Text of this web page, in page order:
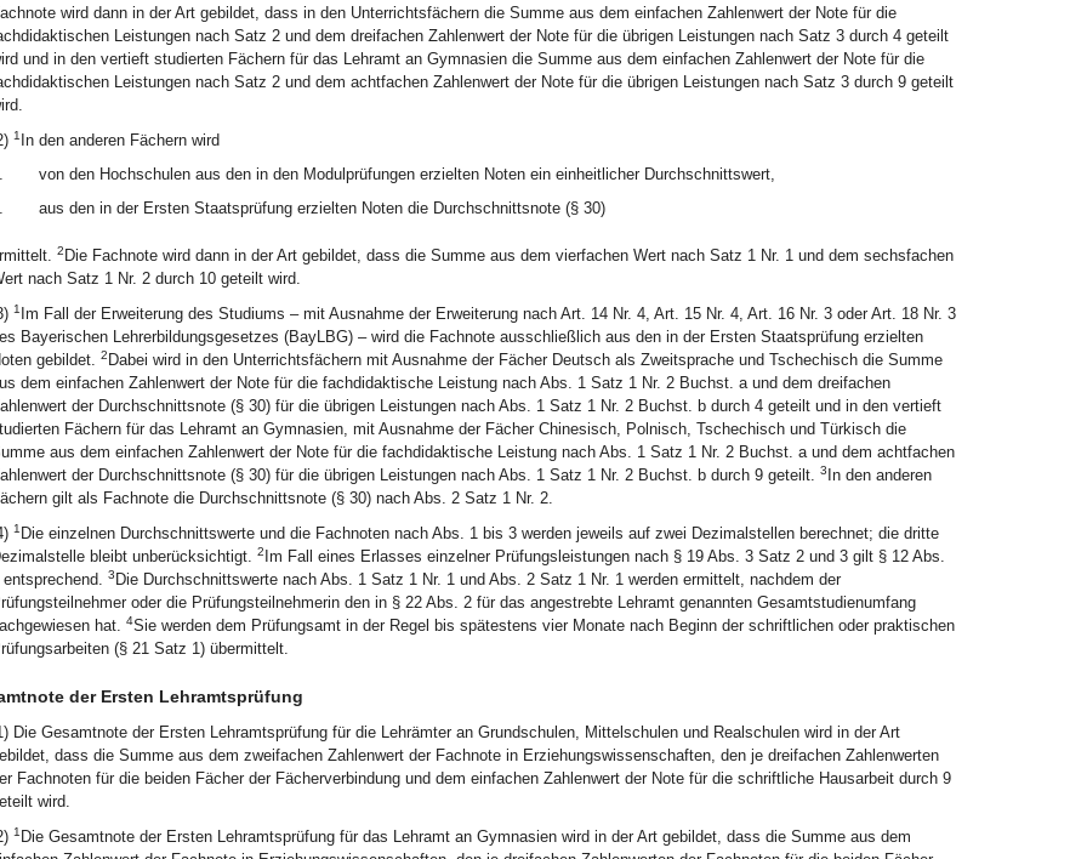
wird dann in der Art gebildet, dass in den Unterrichtsfächern die Summe aus dem einfachen Zahlenwert der Note für die
Leistungen nach Satz 2 und dem dreifachen Zahlenwert der Note für die übrigen Leistungen nach Satz 3 durch 4 geteilt
und in den vertieft studierten Fächern für das Lehramt an Gymnasien die Summe aus dem einfachen Zahlenwert der Note für die
Leistungen nach Satz 2 und dem achtfachen Zahlenwert der Note für die übrigen Leistungen nach Satz 3 durch 9 geteilt
1 In den anderen Fächern wird
von den Hochschulen aus den in den Modulprüfungen erzielten Noten ein einheitlicher Durchschnittswert,
aus den in der Ersten Staatsprüfung erzielten Noten die Durchschnittsnote (§ 30)
2 Die Fachnote wird dann in der Art gebildet, dass die Summe aus dem vierfachen Wert nach Satz 1 Nr. 1 und dem sechsfachen
nach Satz 1 Nr. 2 durch 10 geteilt wird.
1 Im Fall der Erweiterung des Studiums – mit Ausnahme der Erweiterung nach Art. 14 Nr. 4, Art. 15 Nr. 4, Art. 16 Nr. 3 oder Art. 18 Nr. 3
Bayerischen Lehrerbildungsgesetzes (BayLBG) – wird die Fachnote ausschließlich aus den in der Ersten Staatsprüfung erzielten
gebildet. 2 Dabei wird in den Unterrichtsfächern mit Ausnahme der Fächer Deutsch als Zweitsprache und Tschechisch die Summe
dem einfachen Zahlenwert der Note für die fachdidaktische Leistung nach Abs. 1 Satz 1 Nr. 2 Buchst. a und dem dreifachen
der Durchschnittsnote (§ 30) für die übrigen Leistungen nach Abs. 1 Satz 1 Nr. 2 Buchst. b durch 4 geteilt und in den vertieft
Fächern für das Lehramt an Gymnasien, mit Ausnahme der Fächer Chinesisch, Polnisch, Tschechisch und Türkisch die
aus dem einfachen Zahlenwert der Note für die fachdidaktische Leistung nach Abs. 1 Satz 1 Nr. 2 Buchst. a und dem achtfachen
der Durchschnittsnote (§ 30) für die übrigen Leistungen nach Abs. 1 Satz 1 Nr. 2 Buchst. b durch 9 geteilt. 3 In den anderen
gilt als Fachnote die Durchschnittsnote (§ 30) nach Abs. 2 Satz 1 Nr. 2.
1 Die einzelnen Durchschnittswerte und die Fachnoten nach Abs. 1 bis 3 werden jeweils auf zwei Dezimalstellen berechnet; die dritte
bleibt unberücksichtigt. 2 Im Fall eines Erlasses einzelner Prüfungsleistungen nach § 19 Abs. 3 Satz 2 und 3 gilt § 12 Abs.
entsprechend. 3 Die Durchschnittswerte nach Abs. 1 Satz 1 Nr. 1 und Abs. 2 Satz 1 Nr. 1 werden ermittelt, nachdem der
oder die Prüfungsteilnehmerin den in § 22 Abs. 2 für das angestrebte Lehramt genannten Gesamtstudienumfang
hat. 4Sie werden dem Prüfungsamt in der Regel bis spätestens vier Monate nach Beginn der schriftlichen oder praktischen
(§ 21 Satz 1) übermittelt.
der Ersten Lehramtsprüfung
Die Gesamtnote der Ersten Lehramtsprüfung für die Lehrämter an Grundschulen, Mittelschulen und Realschulen wird in der Art
dass die Summe aus dem zweifachen Zahlenwert der Fachnote in Erziehungswissenschaften, den je dreifachen Zahlenwerten
Fachnoten für die beiden Fächer der Fächerverbindung und dem einfachen Zahlenwert der Note für die schriftliche Hausarbeit durch 9
wird.
1 Die Gesamtnote der Ersten Lehramtsprüfung für das Lehramt an Gymnasien wird in der Art gebildet, dass die Summe aus dem